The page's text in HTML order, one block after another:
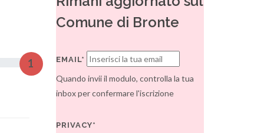
1
Comune di Bronte
EMAIL*
Quando invii il modulo, controlla la tua
inbox per confermare l'iscrizione
PRIVACY*